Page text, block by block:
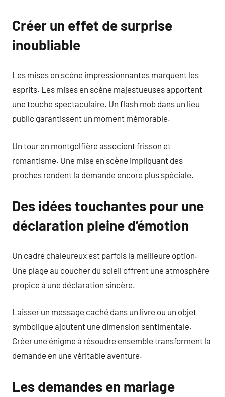
Créer un effet de surprise
inoubliable
Les mises en scène impressionnantes marquent les
esprits. Les mises en scène majestueuses apportent
une touche spectaculaire. Un flash mob dans un lieu
public garantissent un moment mémorable.
Un tour en montgolfière associent frisson et
romantisme. Une mise en scène impliquant des
proches rendent la demande encore plus spéciale.
Des idées touchantes pour une
déclaration pleine d’émotion
Un cadre chaleureux est parfois la meilleure option.
Une plage au coucher du soleil offrent une atmosphère
propice à une déclaration sincère.
Laisser un message caché dans un livre ou un objet
symbolique ajoutent une dimension sentimentale.
Créer une énigme à résoudre ensemble transforment la
demande en une véritable aventure.
Les demandes en mariage